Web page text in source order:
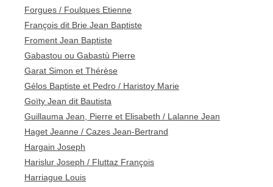
Forgues / Foulques Etienne
François dit Brie Jean Baptiste
Froment Jean Baptiste
Gabastou ou Gabastù Pierre
Garat Simon et Thérèse
Gélos Baptiste et Pedro / Haristoy Marie
Goïty Jean dit Bautista
Guillauma Jean, Pierre et Elisabeth / Lalanne Jean
Haget Jeanne / Cazes Jean-Bertrand
Hargain Joseph
Harislur Joseph / Fluttaz François
Harriague Louis